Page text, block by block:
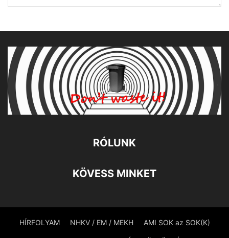
RÓLUNK
KÖVESS MINKET
HÍRFOLYAM NHKV / EM / MEKH AMI SOK az SOK(K)